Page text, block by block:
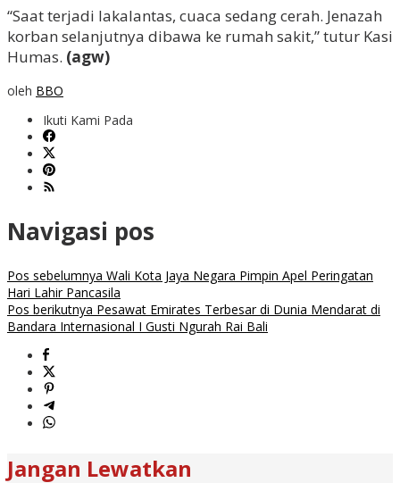
“Saat terjadi lakalantas, cuaca sedang cerah. Jenazah
korban selanjutnya dibawa ke rumah sakit,” tutur Kasi
Humas. (agw)
oleh BBO
Ikuti Kami Pada
Navigasi pos
Pos sebelumnya Wali Kota Jaya Negara Pimpin Apel Peringatan
Hari Lahir Pancasila
Pos berikutnya Pesawat Emirates Terbesar di Dunia Mendarat di
Bandara Internasional I Gusti Ngurah Rai Bali
Jangan Lewatkan